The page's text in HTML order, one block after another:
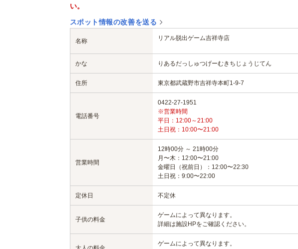
い。
スポット情報の改善を送る
名称 リアル脱出ゲーム吉祥寺店
かな りあるだっしゅつげーむきちじょうじてん
住所 東京都武蔵野市吉祥寺本町1-9-7
電話番号
0422-27-1951
※営業時間
平日：12:00～21:00
土日祝：10:00〜21:00
営業時間
12時00分 ～ 21時00分
月〜木：12:00〜21:00
金曜日（祝前日）：12:00〜22:30
土日祝：9:00〜22:00
定休日 不定休
子供の料金
ゲームによって異なります。
詳細は施設HPをご確認ください。
ゲームによって異なります。